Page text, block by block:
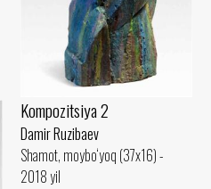
Kompozitsiya 2
Damir Ruzibaev
Shamot, moybo‘yoq (37x16) -
2018 yil